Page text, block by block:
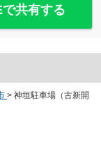
共有する
> 神垣駐車場（古新開